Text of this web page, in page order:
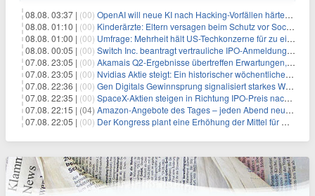
08.08. 03:37 | (00) OpenAI will neue KI nach Hacking-Vorfällen härter überwachen
08.08. 01:10 | (00) Kinderärzte: Eltern versagen beim Schutz vor Social Media
08.08. 01:00 | (00) Umfrage: Mehrheit hält US-Techkonzerne für zu einflussreich
08.08. 00:05 | (00) Switch Inc. beantragt vertrauliche IPO-Anmeldung im Zuge des AI-Booms
07.08. 23:05 | (00) Akamais Q2-Ergebnisse übertreffen Erwartungen, doch Aktien fallen: Ein tieferer Blick
07.08. 23:05 | (00) Nvidias Aktie steigt: Ein historischer wöchentlicher Anstieg, getrieben von Innovation und Marktnachfrage
07.08. 22:36 | (00) Gen Digitals Gewinnsprung signalisiert starkes Wachstum im Cybersecurity-Sektor
07.08. 22:35 | (00) SpaceX-Aktien steigen in Richtung IPO-Preis nach Rallye von 327 Milliarden Dollar
07.08. 22:15 | (04) Amazon-Angebote des Tages – jeden Abend neue Deals zum Stöbern
07.08. 22:05 | (00) Der Kongress plant eine Erhöhung der Mittel für Quantencomputing, während der globale Wettlauf an Intensität gewinnt